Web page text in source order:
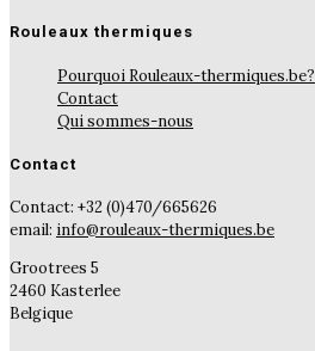
Rouleaux thermiques
Pourquoi Rouleaux-thermiques.be?
Contact
Qui sommes-nous
Contact
Contact: +32 (0)470/665626
email: info@rouleaux-thermiques.be
Grootrees 5
2460 Kasterlee
Belgique